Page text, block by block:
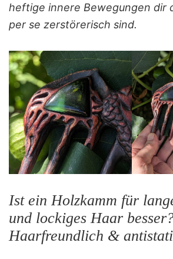
heftige innere Bewegungen dir
per se zerstörerisch sind.
Ist ein Holzkamm für
und lockiges Haar
Haarfreundlich &